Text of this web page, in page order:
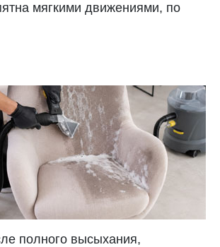
мягкими движениями, по
полного высыхания,